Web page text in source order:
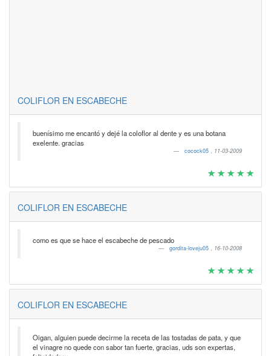
COLIFLOR EN ESCABECHE
buenísimo me encantó y dejé la coloflor al dente y es una botana
exelente. gracias
cocock05 , 11-03-2009
COLIFLOR EN ESCABECHE
como es que se hace el escabeche de pescado
gordita-loveju05 , 16-10-2008
COLIFLOR EN ESCABECHE
Oigan, alguien puede decirme la receta de las tostadas de pata, y que
el vinagre no quede con sabor tan fuerte, gracias, uds son expertas,